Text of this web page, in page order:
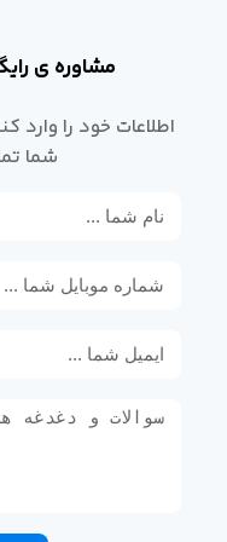
مشاوره ی
اطلاعات خود را وارد
شما